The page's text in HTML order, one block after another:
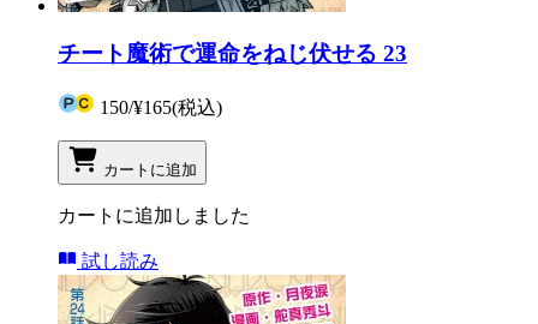
チート魔術で運命をねじ伏せる 23
150/¥165(税込)
カートに追加
カートに追加しました
試し読み